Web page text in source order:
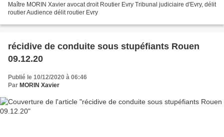
Maître MORIN Xavier avocat droit Routier Evry Tribunal judiciaire d'Evry, délit
routier Audience délit routier Evry
récidive de conduite sous stupéfiants Rouen
09.12.20
Publié le 10/12/2020 à 06:46
Par MORIN Xavier